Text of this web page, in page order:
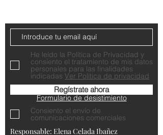
He leído la Política de Privacidad y
consiento el tratamiento de mis datos
personales para las finalidades
indicadas Ver Política de privacidad
Regístrate ahora
Consiento el envío de
comunicaciones comerciales
Responsable: Elena Celada Ibañez
Formulario de desistimiento